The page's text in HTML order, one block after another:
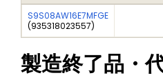
S9S08AW16E7MFGE
(935318023557)
製造終了品・